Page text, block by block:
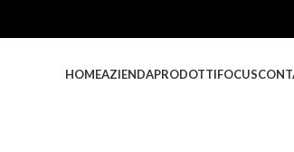
HOMEAZIENDAPRODOTTIFOCUS